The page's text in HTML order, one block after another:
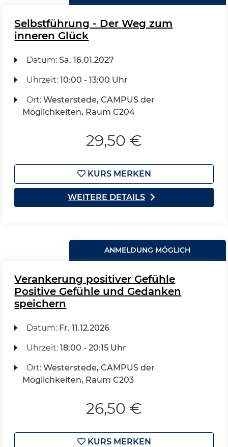
Selbstführung - Der Weg zum
inneren Glück
Datum: Sa. 16.01.2027
Uhrzeit: 10:00 - 13:00 Uhr
Ort: Westerstede, CAMPUS der
Möglichkeiten, Raum C204
29,50 €
KURS MERKEN
WEITERE DETAILS
ANMELDUNG MÖGLICH
Verankerung positiver Gefühle
Positive Gefühle und Gedanken
speichern
Datum: Fr. 11.12.2026
Uhrzeit: 18:00 - 20:15 Uhr
Ort: Westerstede, CAMPUS der
Möglichkeiten, Raum C203
26,50 €
KURS MERKEN